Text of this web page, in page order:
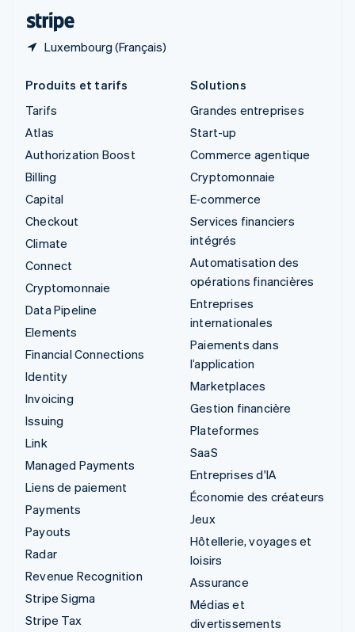
Luxembourg (Français)
Produits et tarifs
Tarifs
Atlas
Authorization Boost
Billing
Capital
Checkout
Climate
Connect
Cryptomonnaie
Data Pipeline
Elements
Financial Connections
Identity
Invoicing
Issuing
Link
Managed Payments
Liens de paiement
Payments
Payouts
Radar
Revenue Recognition
Stripe Sigma
Stripe Tax
Solutions
Grandes entreprises
Start-up
Commerce agentique
Cryptomonnaie
E-commerce
Services financiers
intégrés
Automatisation des
opérations financières
Entreprises
internationales
Paiements dans
l’application
Marketplaces
Gestion financière
Plateformes
SaaS
Entreprises d'IA
Économie des créateurs
Jeux
Hôtellerie, voyages et
loisirs
Assurance
Médias et
divertissements